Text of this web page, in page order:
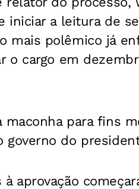
iniciar a leitura de
mais polêmico já
o cargo em
para fins
do
aprovação